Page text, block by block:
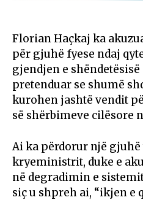
Florian Haçkaj ka
për gjuhë fyese ndaj
gjendjen e
pretenduar se shumë
kurohen jashtë vendit
së shërbimeve cilësore
Ai ka përdorur një gjuhë
kryeministrit, duke e
në degradimin e
siç u shpreh ai, “ikjen e